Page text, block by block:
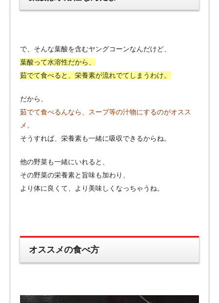
で、そんな葉酸を含むヤングコーンなんだけど、
葉酸って水溶性だから、
茹でて食べると、栄養素が流れでてしまうわけ。
だから、
茹でて食べるんなら、スープ等の汁物にするのがオスス
メ。
そうすれば、栄養素も一緒に吸収できるからね。
他の野菜も一緒にいれると、
その野菜の栄養素と旨味も加わり、
より体に良くて、より美味しくなっちゃうね。
オススメの食べ方